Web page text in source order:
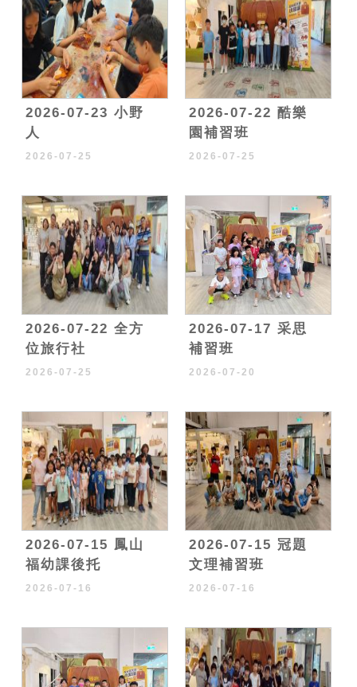
2026-07-23 小野
人
2026-07-25
2026-07-22 酷樂
園補習班
2026-07-25
2026-07-22 全方
位旅行社
2026-07-25
2026-07-17 采思
補習班
2026-07-20
2026-07-15 鳳山
福幼課後托
2026-07-16
2026-07-15 冠題
文理補習班
2026-07-16